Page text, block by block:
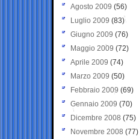
Agosto 2009 (56)
Luglio 2009 (83)
Giugno 2009 (76)
Maggio 2009 (72)
Aprile 2009 (74)
Marzo 2009 (50)
Febbraio 2009 (69)
Gennaio 2009 (70)
Dicembre 2008 (75)
Novembre 2008 (77)